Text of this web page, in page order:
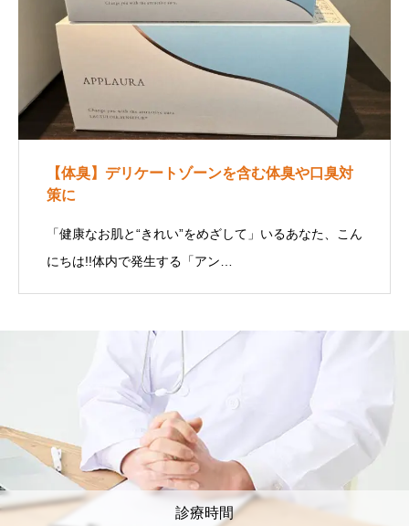
【体臭】デリケートゾーンを含む体臭や口臭対
策に
「健康なお肌と“きれい”をめざして」いるあなた、こん
にちは!!体内で発生する「アン…
診療時間